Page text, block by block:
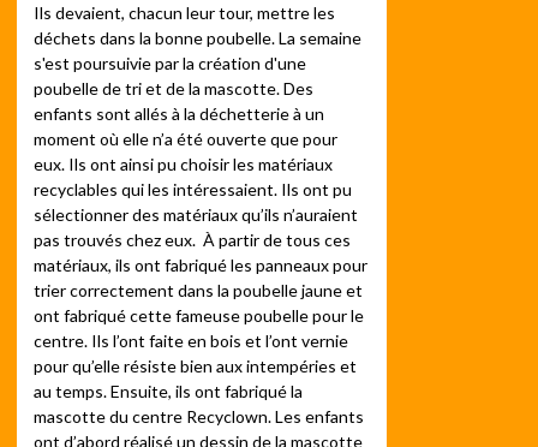
Ils devaient, chacun leur tour, mettre les
déchets dans la bonne poubelle. La semaine
s'est poursuivie par la création d'une
poubelle de tri et de la mascotte. Des
enfants sont allés à la déchetterie à un
moment où elle n’a été ouverte que pour
eux. Ils ont ainsi pu choisir les matériaux
recyclables qui les intéressaient. Ils ont pu
sélectionner des matériaux qu’ils n’auraient
pas trouvés chez eux. À partir de tous ces
matériaux, ils ont fabriqué les panneaux pour
trier correctement dans la poubelle jaune et
ont fabriqué cette fameuse poubelle pour le
centre. Ils l’ont faite en bois et l’ont vernie
pour qu’elle résiste bien aux intempéries et
au temps. Ensuite, ils ont fabriqué la
mascotte du centre Recyclown. Les enfants
ont d’abord réalisé un dessin de la mascotte